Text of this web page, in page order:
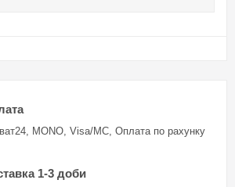
MONO, Visa/MC, Оплата по рахунку
1-3 доби